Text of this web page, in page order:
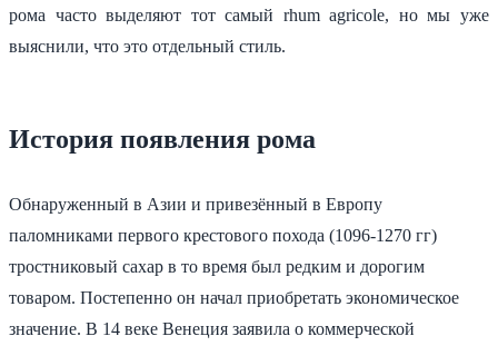
рома часто выделяют тот самый rhum agricole, но мы уже
выяснили, что это отдельный стиль.
История появления рома
Обнаруженный в Азии и привезённый в Европу
паломниками первого крестового похода (1096-1270 гг)
тростниковый сахар в то время был редким и дорогим
товаром. Постепенно он начал приобретать экономическое
значение. В 14 веке Венеция заявила о коммерческой